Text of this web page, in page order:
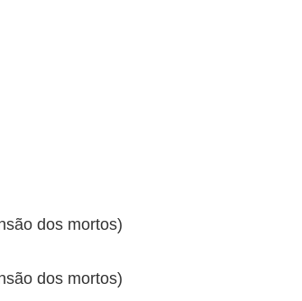
dos mortos)
dos mortos)